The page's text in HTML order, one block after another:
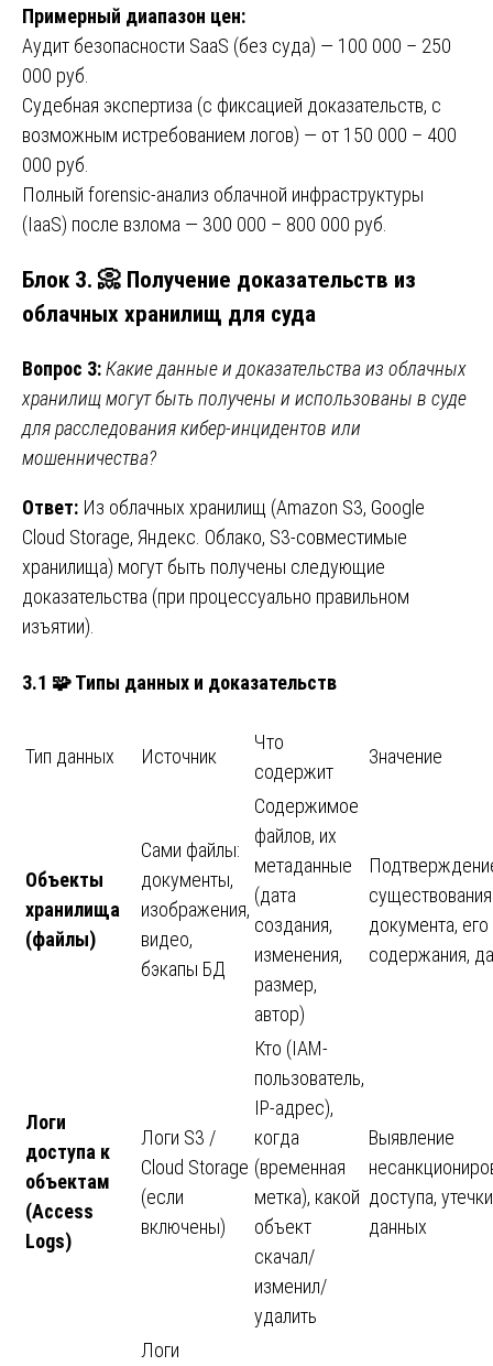
Примерный диапазон цен:
Аудит безопасности SaaS (без суда) — 100 000 – 250
000 руб.
Судебная экспертиза (с фиксацией доказательств, с
возможным истребованием логов) — от 150 000 – 400
000 руб.
Полный forensic-анализ облачной инфраструктуры
(IaaS) после взлома — 300 000 – 800 000 руб.
Блок 3. 📀 Получение доказательств из
облачных хранилищ для суда
Вопрос 3:Какие данные и доказательства из облачных
хранилищ могут быть получены и использованы в суде
для расследования кибер-инцидентов или
мошенничества?
Ответ: Из облачных хранилищ (Amazon S3, Google
Cloud Storage, Яндекс. Облако, S3-совместимые
хранилища) могут быть получены следующие
доказательства (при процессуально правильном
изъятии).
3.1 🧩 Типы данных и доказательств
Тип данных Источник
Что
содержит
Значение
Объекты
хранилища
(файлы)
Сами файлы:
документы,
изображения,
видео,
бэкапы БД
Содержимое
файлов, их
метаданные
(дата
создания,
изменения,
размер,
автор)
существования
документа, его
содержания,
Логи
доступа к
объектам
(Access
Logs)
Логи S3 /
Cloud Storage
(если
включены)
Кто (IAM-
пользователь,
IP-адрес),
когда
(временная
метка), какой
объект
скачал/
изменил/
удалить
Выявление
доступа, утечки
данных
Логи